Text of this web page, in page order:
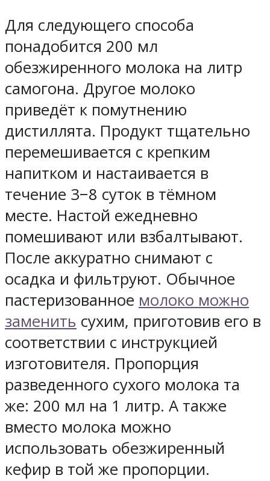
Для следующего способа
понадобится 200 мл
обезжиренного молока на литр
самогона. Другое молоко
приведёт к помутнению
дистиллята. Продукт тщательно
перемешивается с крепким
напитком и настаивается в
течение 3−8 суток в тёмном
месте. Настой ежедневно
помешивают или взбалтывают.
После аккуратно снимают с
осадка и фильтруют. Обычное
пастеризованное молоко можно
заменить сухим, приготовив его в
соответствии с инструкцией
изготовителя. Пропорция
разведенного сухого молока та
же: 200 мл на 1 литр. А также
вместо молока можно
использовать обезжиренный
кефир в той же пропорции.